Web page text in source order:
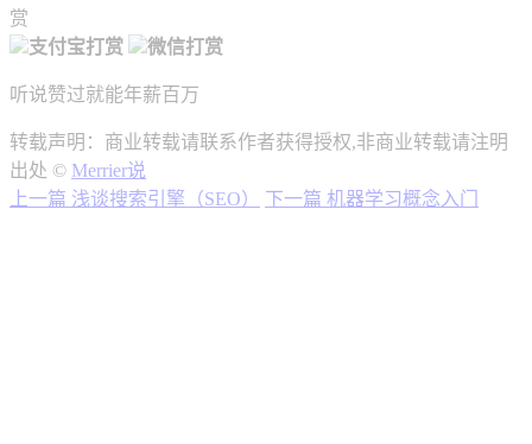
赏
支付宝打赏
微信打赏
听说赞过就能年薪百万
转载声明：商业转载请联系作者获得授权,非商业转载请注明
出处 © Merrier说
上一篇 浅谈搜索引擎（SEO） 下一篇 机器学习概念入门